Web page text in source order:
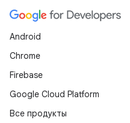
Android
Chrome
Firebase
Google Cloud Platform
Все продукты